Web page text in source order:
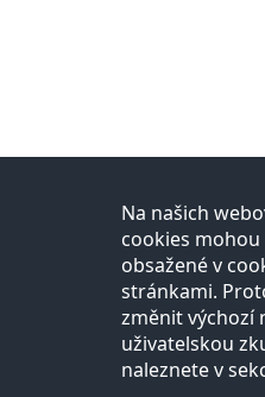
O
Naši
Vědci
Na našich
cookies
obsažené v
stránkami.
změnit výchozí
uživatelskou
naleznete v